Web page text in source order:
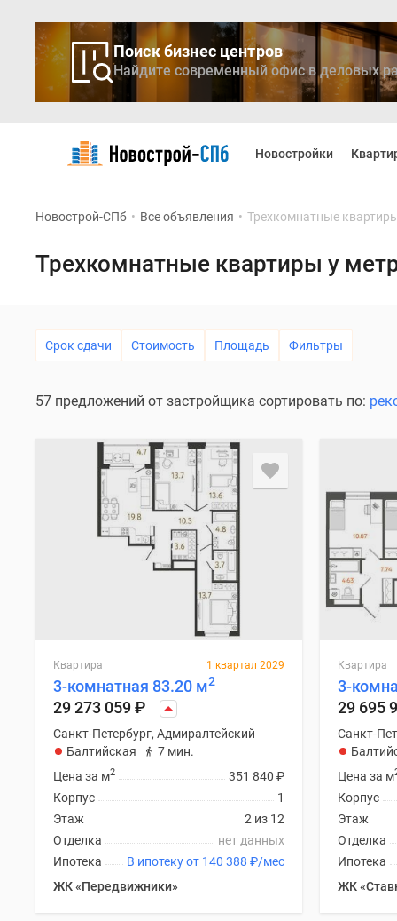
Поиск бизнес центров
Найдите современный офис в деловых
проекте
Реклама
Продавцы
Коммерческие
комнатные
новостройки
комнатные
Покупателю
Новостройки
Новострой-СПб • Все объявления • Трехкомнатные
Трехкомнатные квартиры у
Срок сдачи Стоимость Площадь Фильтры
57 предложений от застройщика сортировать по:
Квартира 1 квартал 2029
3-комнатная 83.20 м2
29 273 059₽
Санкт-Петербург, Адмиралтейский
Балтийская
7 мин.
351 840 ₽
Цена за м2
1
Корпус
2 из 12
Этаж
нет данных
Отделка
В ипотеку от 140 388 ₽/мес
Ипотека
ЖК «Передвижники»
Квартира
3-
29 695
Санкт-
Цена за м
Корпус
Этаж
Отделка
Ипотека
ЖК